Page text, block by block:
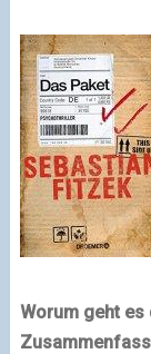
Worum geht es